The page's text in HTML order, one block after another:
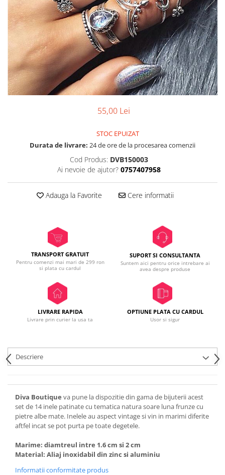
55,00 Lei
STOC EPUIZAT
Durata de livrare: 24 de ore de la procesarea comenzii
Cod Produs: DVB150003
Ai nevoie de ajutor? 0757407958
Adauga la Favorite Cere informatii
TRANSPORT GRATUIT
Pentru comenzi mai mari de 299 ron
si plata cu cardul
SUPORT SI CONSULTANTA
Suntem aici pentru orice intrebare ai
avea despre produse
LIVRARE RAPIDA
Livrare prin curier la usa ta
OPTIUNE PLATA CU CARDUL
Usor si sigur
Descriere
Diva Boutique va pune la dispozitie din gama de bijuterii acest
set de 14 inele patinate cu tematica natura soare luna frunze cu
pietre albe mate. Inelele au aspect vintage si vin in marimi diferite
aftfel incat se pot purta pe toate degetele.
Marime: diamtreul intre 1.6 cm si 2 cm
Material: Aliaj inoxidabil din zinc si aluminiu
Informatii conformitate produs